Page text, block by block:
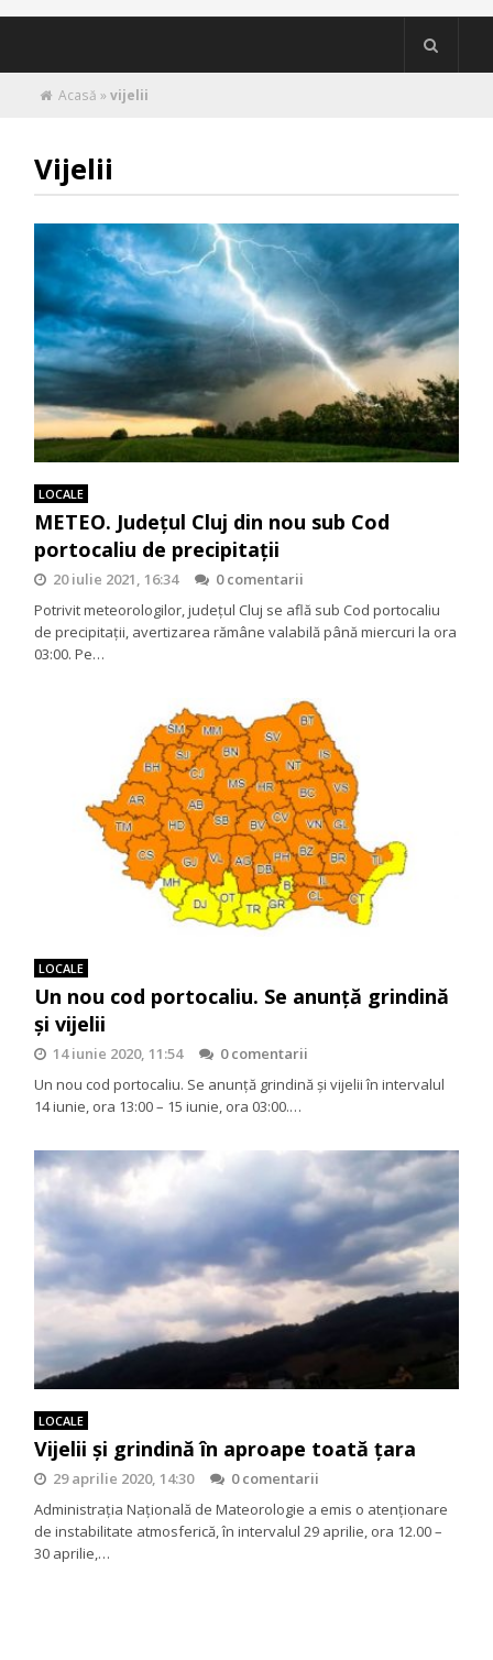
Acasă »vijelii
Vijelii
LOCALE
METEO. Județul Cluj din nou sub Cod
portocaliu de precipitații
20 iulie 2021, 16:34
0 comentarii
Potrivit meteorologilor, județul Cluj se află sub Cod portocaliu
de precipitații, avertizarea rămâne valabilă până miercuri la ora
03:00. Pe…
LOCALE
Un nou cod portocaliu. Se anunţă grindină
şi vijelii
14 iunie 2020, 11:54
0 comentarii
Un nou cod portocaliu. Se anunţă grindină şi vijelii în intervalul
14 iunie, ora 13:00 – 15 iunie, ora 03:00.…
LOCALE
Vijelii și grindină în aproape toată țara
29 aprilie 2020, 14:30
0 comentarii
Administrația Națională de Mateorologie a emis o atenționare
de instabilitate atmosferică, în intervalul 29 aprilie, ora 12.00 –
30 aprilie,…